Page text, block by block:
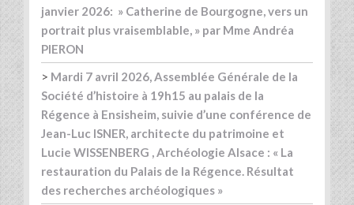
janvier 2026: » Catherine de Bourgogne, vers un
portrait plus vraisemblable, » par Mme Andréa
PIERON
> Mardi 7 avril 2026, Assemblée Générale de la
Société d’histoire à 19h15 au palais de la
Régence à Ensisheim, suivie d’une conférence de
Jean-Luc ISNER, architecte du patrimoine et
Lucie WISSENBERG , Archéologie Alsace : « La
restauration du Palais de la Régence. Résultat
des recherches archéologiques »